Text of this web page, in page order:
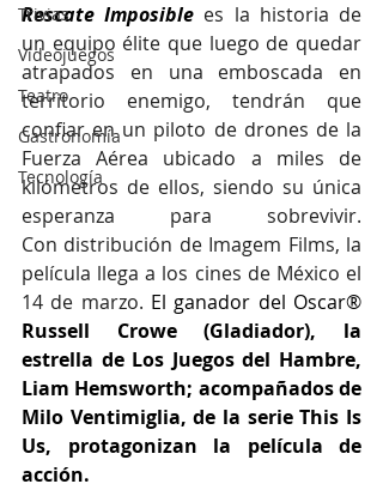
Trivias
Videojuegos
Teatro
Gastronomía
Tecnología
Rescate Imposible es la historia de
un equipo élite que luego de quedar
atrapados en una emboscada en
territorio enemigo, tendrán que
confiar en un piloto de drones de la
Fuerza Aérea ubicado a miles de
kilómetros de ellos, siendo su única
esperanza para sobrevivir.
Con distribución de Imagem Films, la
película llega a los cines de México el
14 de marzo.
Russell Crowe (Gladiador), la
estrella de Los Juegos del Hambre,
Liam Hemsworth; acompañados de
Milo Ventimiglia, de la serie This Is
Us, protagonizan la película de
acción.